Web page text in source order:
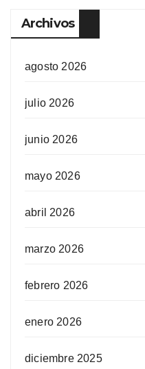
Archivos
agosto 2026
julio 2026
junio 2026
mayo 2026
abril 2026
marzo 2026
febrero 2026
enero 2026
diciembre 2025